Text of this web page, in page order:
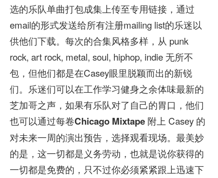
选的乐队单曲打包成集上传至专用链接，通过
email的形式发送给所有注册mailing list的乐迷以
供他们下载。每次的合集风格多样，从 punk
rock, art rock, metal, soul, hiphop, indie 无所不
包，但他们都是在Casey眼里脱颖而出的新锐
们。乐迷们可以在工作学习健身之余体味最新的
芝加哥之声，如果有乐队对了自己的胃口，他们
也可以通过每卷Chicago Mixtape 附上 Casey 的
对未来一周的演出预告，选择观看现场。最美妙
的是，这一切都是义务劳动，也就是说你获得的
一切都是免费的，只不过你必须紧紧跟上迅速下